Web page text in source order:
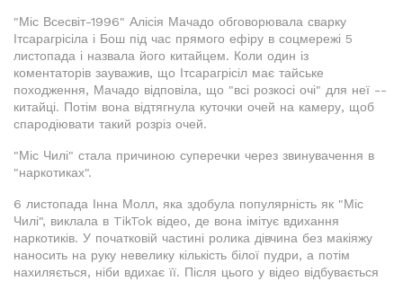
"Міс Всесвіт-1996" Алісія Мачадо обговорювала сварку
Ітсарагрісіла і Бош під час прямого ефіру в соцмережі 5
листопада і назвала його китайцем. Коли один із
коментаторів зауважив, що Ітсарагрісіл має тайське
походження, Мачадо відповіла, що "всі розкосі очі" для неї --
китайці. Потім вона відтягнула куточки очей на камеру, щоб
спародіювати такий розріз очей.
"Міс Чилі" стала причиною суперечки через звинувачення в
"наркотиках".
6 листопада Інна Молл, яка здобула популярність як "Міс
Чилі", виклала в TikTok відео, де вона імітує вдихання
наркотиків. У початковій частині ролика дівчина без макіяжу
наносить на руку невелику кількість білої пудри, а потім
нахиляється, ніби вдихає її. Після цього у відео відбувається